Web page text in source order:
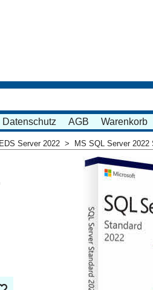
Datenschutz AGB Warenkorb
EDS Server 2022 > MS SQL Server 2022